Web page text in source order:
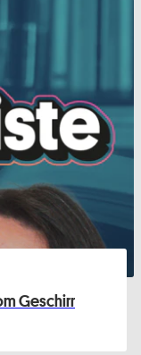
Geschirr